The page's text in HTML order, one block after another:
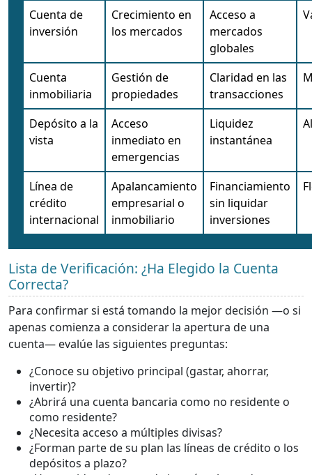
Cuenta de
inversión
Crecimiento en
los mercados
Acceso a
mercados
globales
Cuenta
inmobiliaria
Gestión de
propiedades
Claridad en las
transacciones
Depósito a la
vista
Acceso
inmediato en
emergencias
Liquidez
instantánea
Línea de
crédito
internacional
Apalancamiento
empresarial o
inmobiliario
Financiamiento
sin liquidar
inversiones
Lista de Verificación: ¿Ha Elegido la Cuenta
Correcta?
Para confirmar si está tomando la mejor decisión —o si
apenas comienza a considerar la apertura de una
cuenta— evalúe las siguientes preguntas:
¿Conoce su objetivo principal (gastar, ahorrar,
invertir)?
¿Abrirá una cuenta bancaria como no residente o
como residente?
¿Necesita acceso a múltiples divisas?
¿Forman parte de su plan las líneas de crédito o los
depósitos a plazo?